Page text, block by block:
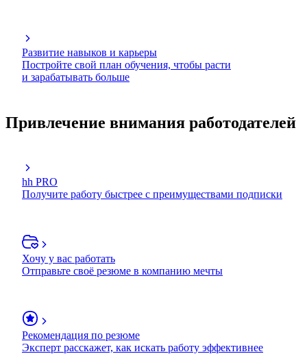
Развитие навыков и карьеры
Постройте свой план обучения, чтобы расти
и зарабатывать больше
Привлечение внимания работодателей
hh PRO
Получите работу быстрее с преимуществами подписки
Хочу у вас работать
Отправьте своё резюме в компанию мечты
Рекомендация по резюме
Эксперт расскажет, как искать работу эффективнее